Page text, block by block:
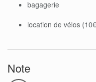
bagagerie
location de vélos
Note